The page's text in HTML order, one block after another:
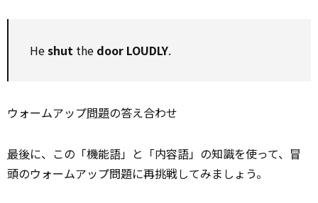
Heshut the door LOUDLY.
ウォームアップ問題の答え合わせ
最後に、この「機能語」と「内容語」の知識を使って、冒
頭のウォームアップ問題に再挑戦してみましょう。